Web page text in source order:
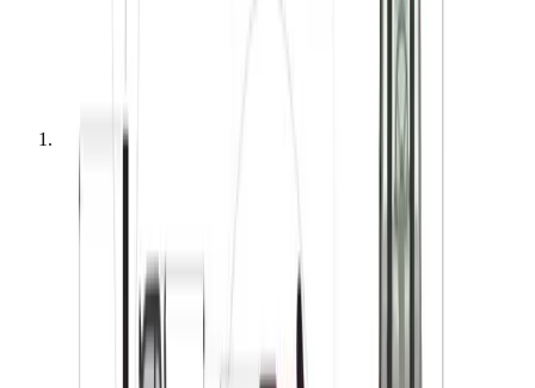
Kategorier